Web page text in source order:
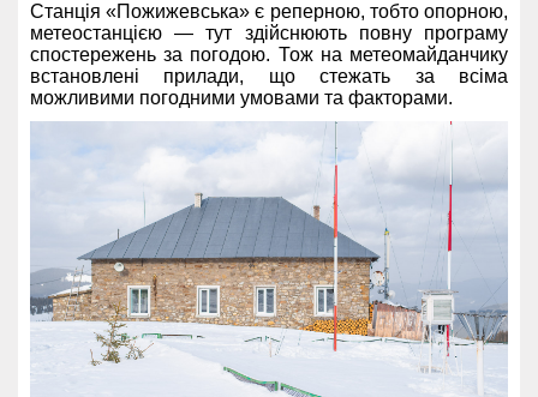
Станція «Пожижевська» є реперною, тобто опорною,
метеостанцією — тут здійснюють повну програму
спостережень за погодою. Тож на метеомайданчику
встановлені прилади, що стежать за всіма
можливими погодними умовами та факторами.